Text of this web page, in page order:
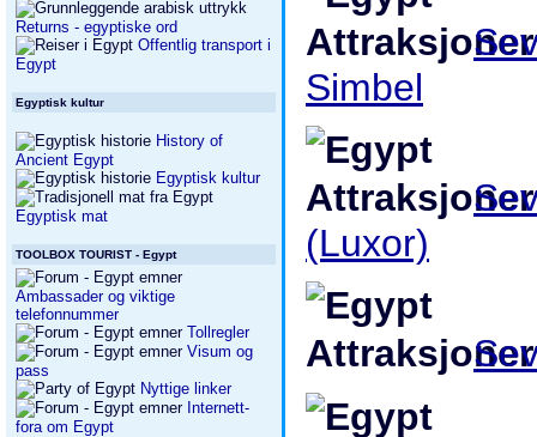
Returns - egyptiske ord
Offentlig transport i
Egypt
Egyptisk kultur
History of
Ancient Egypt
Egyptisk kultur
Egyptisk mat
TOOLBOX TOURIST - Egypt
Ambassader og viktige
telefonnummer
Tollregler
Visum og
pass
Nyttige linker
Internett-
fora om Egypt
Simbel
(Luxor)